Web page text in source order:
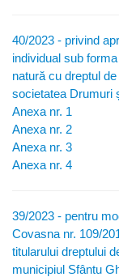
40/2023 - privind
individual sub
natură cu dreptul
societatea Drumuri
Anexa nr. 1
Anexa nr. 2
Anexa nr. 3
Anexa nr. 4
39/2023 - pentru
Covasna nr. 109/
titularului dreptului
municipiul Sfântu